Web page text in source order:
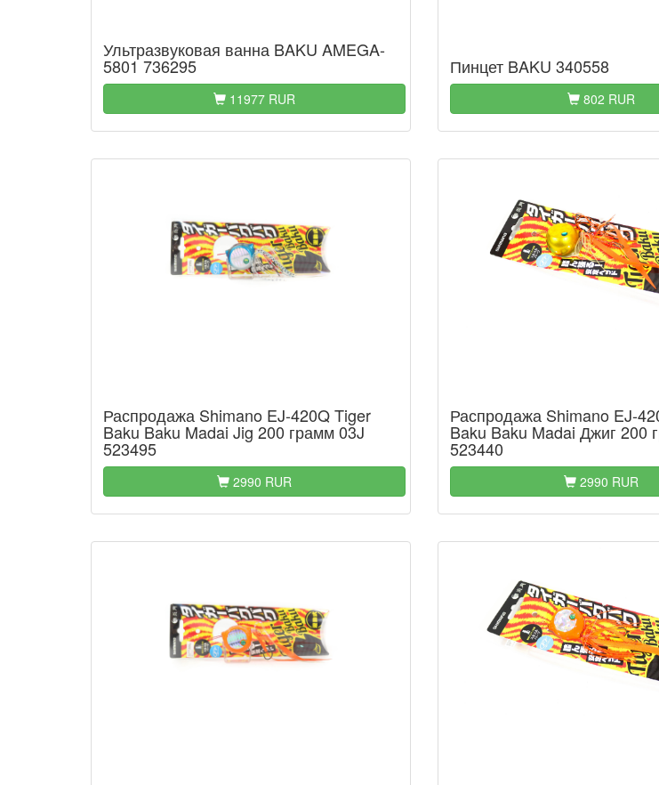
Ультразвуковая ванна BAKU AMEGA-
5801 736295
11977 RUR
Пинцет BAKU 340558
802 RUR
Распродажа Shimano EJ-420Q Tiger
Baku Baku Madai Jig 200 грамм 03J
523495
2990 RUR
Распродажа Shimano EJ-
Baku Baku Madai Джиг 200
523440
2990 RUR